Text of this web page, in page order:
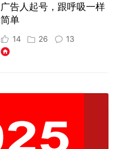
广告人起号，跟呼吸一样
简单
14 26 13